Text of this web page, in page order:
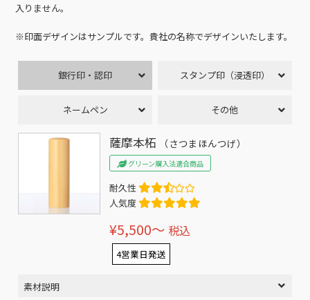
入りません。
※印面デザインはサンプルです。貴社の名称でデザインいたします。
銀行印・認印 スタンプ印（浸透印）
ネームペン その他
薩摩本柘 （さつまほんつげ）
グリーン購入法適合商品
耐久性
人気度
¥5,500〜 税込
4営業日発送
素材説明